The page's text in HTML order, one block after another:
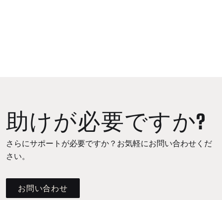
助けが必要ですか?
さらにサポートが必要ですか？お気軽にお問い合わせくだ
さい。
お問い合わせ